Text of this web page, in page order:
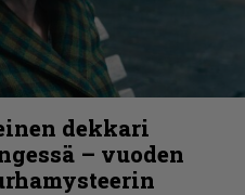
dekkari
– vuoden